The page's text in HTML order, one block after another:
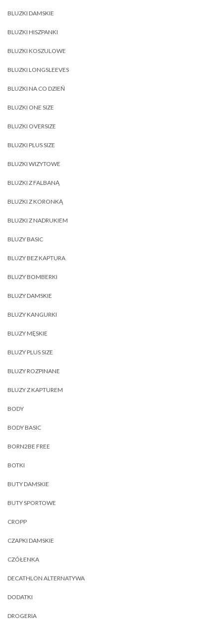
BLUZKI DAMSKIE
BLUZKI HISZPANKI
BLUZKI KOSZULOWE
BLUZKI LONGSLEEVES
BLUZKI NA CO DZIEŃ
BLUZKI ONE SIZE
BLUZKI OVERSIZE
BLUZKI PLUS SIZE
BLUZKI WIZYTOWE
BLUZKI Z FALBANĄ
BLUZKI Z KORONKĄ
BLUZKI Z NADRUKIEM
BLUZY BASIC
BLUZY BEZ KAPTURA
BLUZY BOMBERKI
BLUZY DAMSKIE
BLUZY KANGURKI
BLUZY MĘSKIE
BLUZY PLUS SIZE
BLUZY ROZPINANE
BLUZY Z KAPTUREM
BODY
BODY BASIC
BORN2BE FREE
BOTKI
BUTY DAMSKIE
BUTY SPORTOWE
CROPP
CZAPKI DAMSKIE
CZÓŁENKA
DECATHLON ALTERNATYWA
DODATKI
DROGERIA